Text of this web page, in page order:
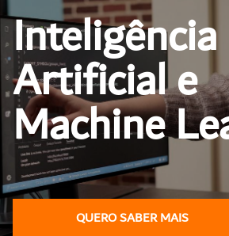
Inteligência
Artificial e
Machine
QUERO SABER MAIS